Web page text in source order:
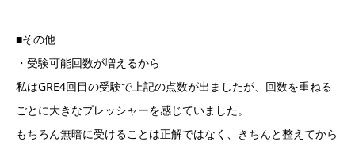
■その他
・受験可能回数が増えるから
私はGRE4回目の受験で上記の点数が出ましたが、回数を重ねる
ごとに大きなプレッシャーを感じていました。
もちろん無暗に受けることは正解ではなく、きちんと整えてから